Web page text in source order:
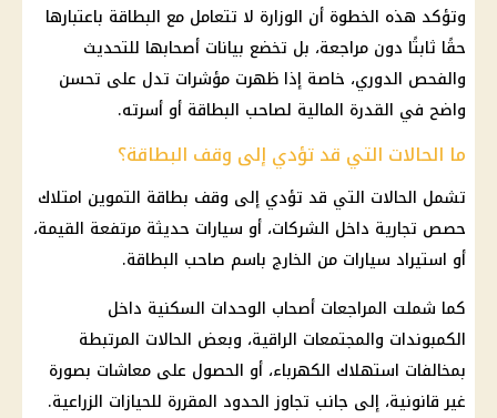
وتؤكد هذه الخطوة أن الوزارة لا تتعامل مع البطاقة باعتبارها
حقًا ثابتًا دون مراجعة، بل تخضع بيانات أصحابها للتحديث
والفحص الدوري، خاصة إذا ظهرت مؤشرات تدل على تحسن
واضح في القدرة المالية لصاحب البطاقة أو أسرته.
ما الحالات التي قد تؤدي إلى وقف البطاقة؟
تشمل الحالات التي قد تؤدي إلى وقف بطاقة التموين امتلاك
حصص تجارية داخل الشركات، أو سيارات حديثة مرتفعة القيمة،
أو استيراد سيارات من الخارج باسم صاحب البطاقة.
كما شملت المراجعات أصحاب الوحدات السكنية داخل
الكمبوندات والمجتمعات الراقية، وبعض الحالات المرتبطة
بمخالفات استهلاك الكهرباء، أو الحصول على معاشات بصورة
غير قانونية، إلى جانب تجاوز الحدود المقررة للحيازات الزراعية.